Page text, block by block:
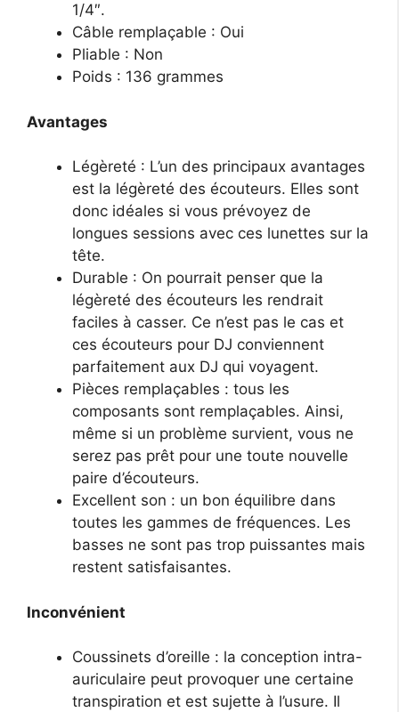
1/4″.
Câble remplaçable : Oui
Pliable : Non
Poids : 136 grammes
Avantages
Légèreté : L’un des principaux avantages
est la légèreté des écouteurs. Elles sont
donc idéales si vous prévoyez de
longues sessions avec ces lunettes sur la
tête.
Durable : On pourrait penser que la
légèreté des écouteurs les rendrait
faciles à casser. Ce n’est pas le cas et
ces écouteurs pour DJ conviennent
parfaitement aux DJ qui voyagent.
Pièces remplaçables : tous les
composants sont remplaçables. Ainsi,
même si un problème survient, vous ne
serez pas prêt pour une toute nouvelle
paire d’écouteurs.
Excellent son : un bon équilibre dans
toutes les gammes de fréquences. Les
basses ne sont pas trop puissantes mais
restent satisfaisantes.
Inconvénient
Coussinets d’oreille : la conception intra-
auriculaire peut provoquer une certaine
transpiration et est sujette à l’usure. Il